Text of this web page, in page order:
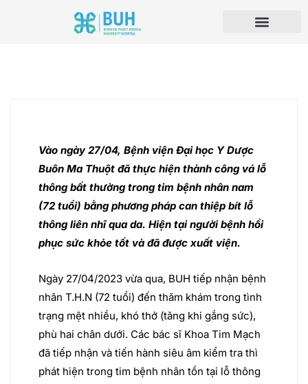
Vào ngày 27/04, Bệnh viện Đại học Y Dược
Buôn Ma Thuột đã thực hiện thành công vá lỗ
thông bất thường trong tim bệnh nhân nam
(72 tuổi) bằng phương pháp can thiệp bít lỗ
thông liên nhĩ qua da. Hiện tại người bệnh hồi
phục sức khỏe tốt và đã được xuất viện.
Ngày 27/04/2023 vừa qua, BUH tiếp nhận bệnh
nhân T.H.N (72 tuổi) đến thăm khám trong tình
trạng mệt nhiều, khó thở (tăng khi gắng sức),
phù hai chân dưới. Các bác sĩ Khoa Tim Mạch
đã tiếp nhận và tiến hành siêu âm kiểm tra thì
phát hiện trong tim bệnh nhân tồn tại lỗ thông